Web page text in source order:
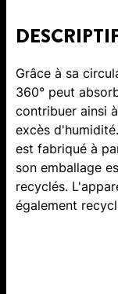
Grâce à sa
360° peut
contribuer ainsi
excès
est fabriqué à
son emballage
recyclés.
également